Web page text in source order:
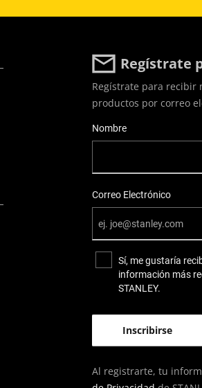
Regístrate
Regístrate para recibir
productos por correo
User Details
Nombre
Correo Electrónico
Sí, me gustaría
información más
STANLEY.
Al registrarte, tu